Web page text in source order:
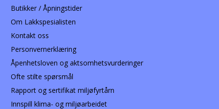
Butikker / Åpningstider
Om Lakkspesialisten
Kontakt oss
Personvernerklæring
Åpenhetsloven og aktsomhetsvurderinger
Ofte stilte spørsmål
Rapport og sertifikat miljøfyrtårn
Innspill klima- og miljøarbeidet